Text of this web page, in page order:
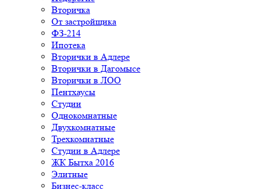
Вторичка
От застройщика
ФЗ-214
Ипотека
Вторички в Адлере
Вторички в Дагомысе
Вторички в ЛОО
Пентхаусы
Студии
Однокомнатные
Двухкомнатные
Трехкомнатные
Студии в Адлере
ЖК Бытха 2016
Элитные
Бизнес-класс